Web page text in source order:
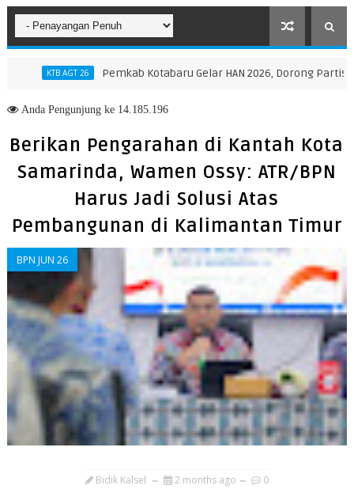
Pemkab Kotabaru Gelar HAN 2026, Dorong Partisipasi
AndaPengunjung ke 14.185.196
Berikan Pengarahan di Kantah Kota
Samarinda, Wamen Ossy: ATR/BPN
Harus Jadi Solusi Atas
Pembangunan di Kalimantan Timur
BPN JUN 26
Bidik Kalsel 2 months ago 0